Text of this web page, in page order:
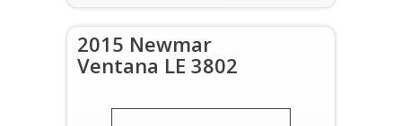
2015 Newmar
Ventana LE 3802